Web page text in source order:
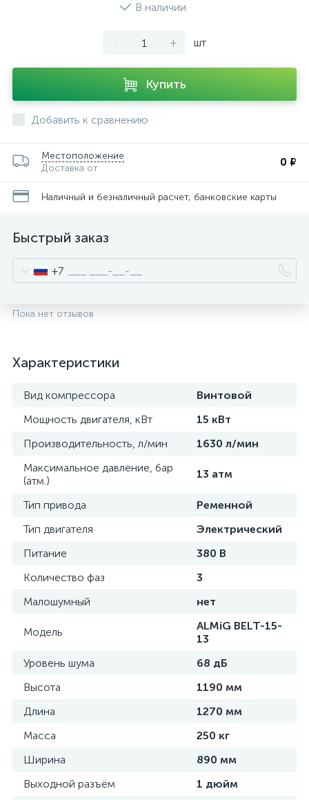
В наличии
- + шт
Купить
Добавить к сравнению
Местоположение
Доставка от
0 ₽
Наличный и безналичный расчет, банковские карты
Быстрый заказ
+7
Пока нет отзывов
Характеристики
Вид компрессора
Винтовой
Мощность двигателя, кВт
15 кВт
Производительность, л/мин
1630 л/мин
Максимальное давление, бар
(атм.)
13 атм
Тип привода
Ременной
Тип двигателя
Электрический
Питание
380 В
Количество фаз
3
Малошумный
нет
Модель
ALMiG BELT-15-
13
Уровень шума
68 дБ
Высота
1190 мм
Длина
1270 мм
Масса
250 кг
Ширина
890 мм
Выходной разъём
1 дюйм